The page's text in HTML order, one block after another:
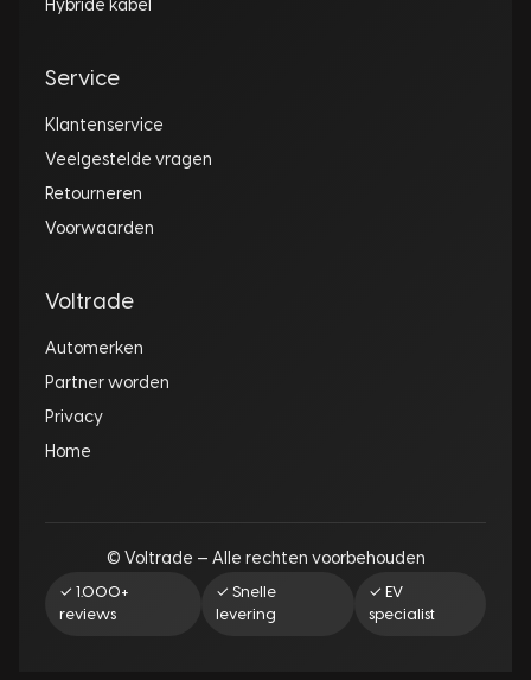
Hybride kabel
Service
Klantenservice
Veelgestelde vragen
Retourneren
Voorwaarden
Voltrade
Automerken
Partner worden
Privacy
Home
© Voltrade — Alle rechten voorbehouden
✓ 1.000+
reviews
✓ Snelle
levering
✓ EV
specialist